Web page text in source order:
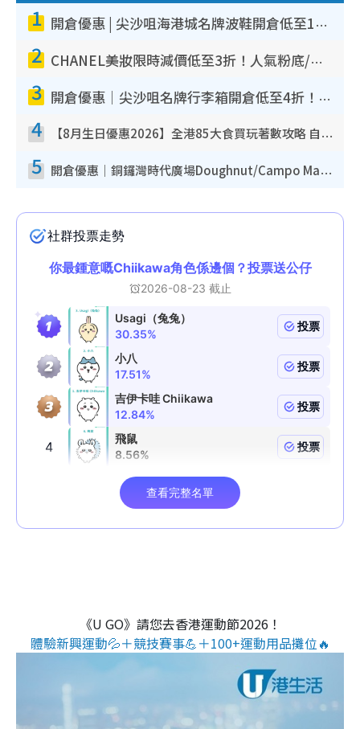
1 開倉優惠 | 尖沙咀海港城名牌波鞋開倉低至1折！On鞋$899起／Joy&Peace鞋履$98起
2 CHANEL美妝限時減價低至3折！人氣粉底/唇膏/精華液低至$275！COCO香水都有平
3 開倉優惠｜尖沙咀名牌行李箱開倉低至4折！一連5日 American Tourister/ace./Hallmark $200起！
4 【8月生日優惠2026】全港85大食買玩著數攻略 自助餐/火鍋放題同行免費＋誠品/DONKI送現金券
5 開倉優惠｜銅鑼灣時代廣場Doughnut/Campo Marzio開倉低至1折！背囊、書包、手袋劈價$200起
《U GO》請您去香港運動節2026！
體驗新興運動💦＋競技賽事💪＋100+運動用品攤位🔥